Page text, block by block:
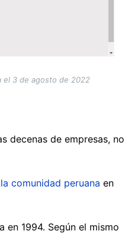
el 3 de agosto de 2022
decenas de empresas, no
comunidad peruana en
en 1994. Según el mismo